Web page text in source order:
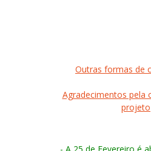
Outras formas de
Agradecimentos pela
projeto